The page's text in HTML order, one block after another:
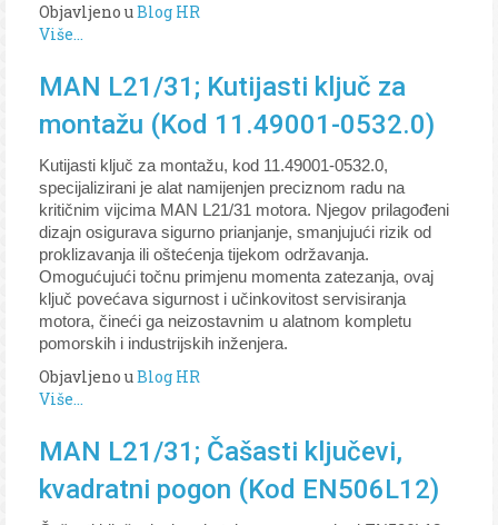
Objavljeno uBlog HR
Više...
MAN L21/31; Kutijasti ključ za
montažu (Kod 11.49001-0532.0)
Kutijasti ključ za montažu, kod 11.49001-0532.0,
specijalizirani je alat namijenjen preciznom radu na
kritičnim vijcima MAN L21/31 motora. Njegov prilagođeni
dizajn osigurava sigurno prianjanje, smanjujući rizik od
proklizavanja ili oštećenja tijekom održavanja.
Omogućujući točnu primjenu momenta zatezanja, ovaj
ključ povećava sigurnost i učinkovitost servisiranja
motora, čineći ga neizostavnim u alatnom kompletu
pomorskih i industrijskih inženjera.
Objavljeno uBlog HR
Više...
MAN L21/31; Čašasti ključevi,
kvadratni pogon (Kod EN506L12)